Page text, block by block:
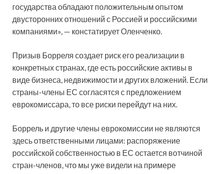
государства обладают положительным опытом
двусторонних отношений с Россией и российскими
компаниями», — констатирует Оленченко.
Призыв Борреля создает риск его реализации в
конкретных странах, где есть российские активы в
виде бизнеса, недвижимости и других вложений. Если
страны-члены ЕС согласятся с предложением
еврокомиссара, то все риски перейдут на них.
Боррель и другие члены еврокомиссии не являются
здесь ответственными лицами: распоряжение
российской собственностью в ЕС остается вотчиной
стран-членов, что мы уже видели на примере